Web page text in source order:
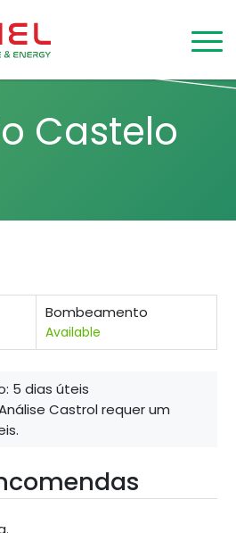
Castelo
Bombeamento
Available
5 dias úteis
Castrol requer um